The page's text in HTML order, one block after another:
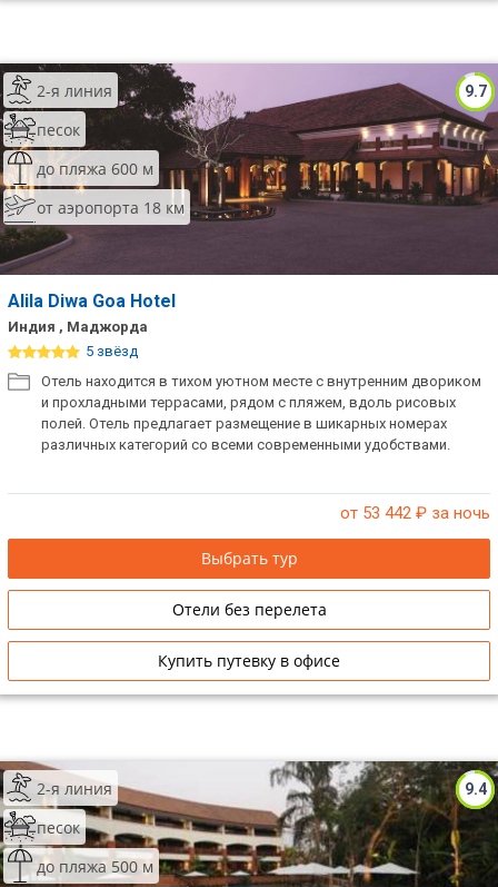
9.7
2-я линия
песок
до пляжа 600 м
от аэропорта 18 км
Alila Diwa Goa Hotel
Индия , Маджорда
5 звёзд
Отель находится в тихом уютном месте с внутренним двориком
и прохладными террасами, рядом с пляжем, вдоль рисовых
полей. Отель предлагает размещение в шикарных номерах
различных категорий со всеми современными удобствами.
от 53 442 ₽ за ночь
Выбрать тур
Отели без перелета
Купить путевку в офисе
9.4
2-я линия
песок
до пляжа 500 м